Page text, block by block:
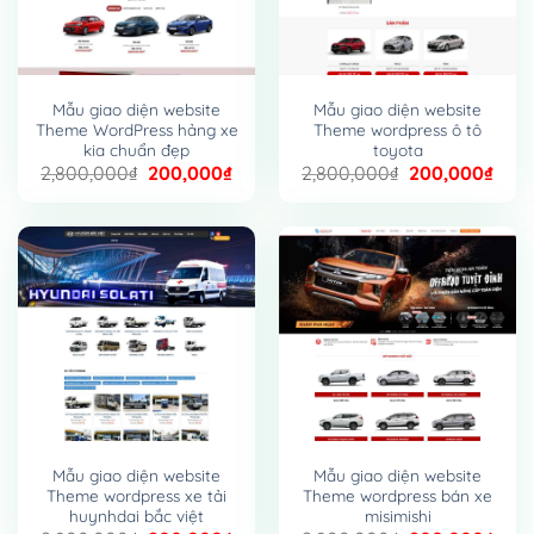
Mẫu giao diện website
Theme WordPress hảng xe
kia chuẩn đẹp
2,800,000₫ Giá
2,800,000₫.
200,000₫Giá
là:
200,000₫.
Mẫu giao diện website
Theme wordpress ô tô
toyota
2,800,000₫ Giá
2,800,000₫.
200,000₫Giá
là:
Mẫu giao diện website
Theme wordpress xe tải
huynhdai bắc việt
Mẫu giao diện website
Theme wordpress bán xe
misimishi